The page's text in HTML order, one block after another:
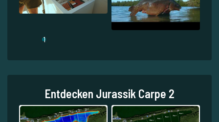
1
Entdecken Jurassik Carpe 2